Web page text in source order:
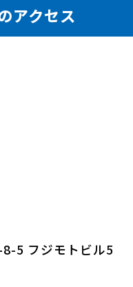
アクセス
5 フジモトビル5